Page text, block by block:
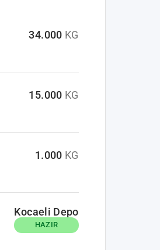
34.000 KG
15.000 KG
1.000 KG
Kocaeli Depo
HAZIR